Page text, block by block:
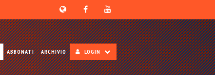
ABBONATI ARCHIVIO LOGIN